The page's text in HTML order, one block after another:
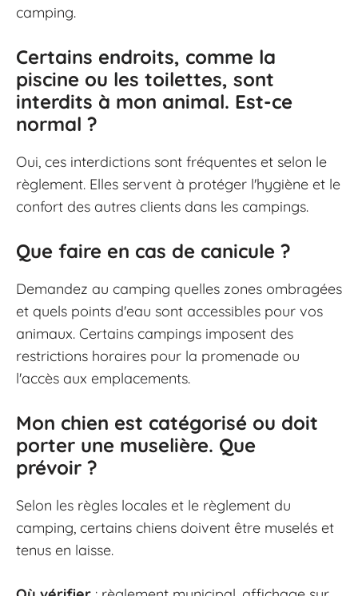
camping.
Certains endroits, comme la
piscine ou les toilettes, sont
interdits à mon animal. Est-ce
normal ?
Oui, ces interdictions sont fréquentes et selon le
règlement. Elles servent à protéger l'hygiène et le
confort des autres clients dans les campings.
Que faire en cas de canicule ?
Demandez au camping quelles zones ombragées
et quels points d'eau sont accessibles pour vos
animaux. Certains campings imposent des
restrictions horaires pour la promenade ou
l'accès aux emplacements.
Mon chien est catégorisé ou doit
porter une muselière. Que
prévoir ?
Selon les règles locales et le règlement du
camping, certains chiens doivent être muselés et
tenus en laisse.